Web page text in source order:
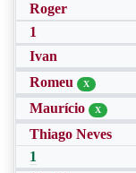
Roger
1
Ivan
Romeu
X
Maurício X
Thiago Neves
1